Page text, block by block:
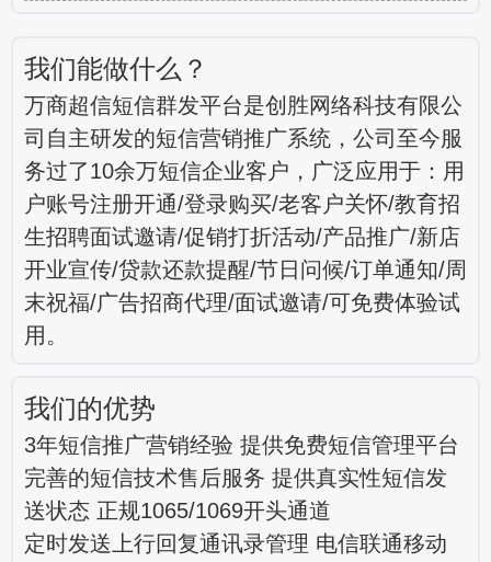
我们能做什么？
万商超信短信群发平台是创胜网络科技有限公
司自主研发的短信营销推广系统，公司至今服
务过了10余万短信企业客户，广泛应用于：用
户账号注册开通/登录购买/老客户关怀/教育招
生招聘面试邀请/促销打折活动/产品推广/新店
开业宣传/贷款还款提醒/节日问候/订单通知/周
末祝福/广告招商代理/面试邀请/可免费体验试
用。
我们的优势
3年短信推广营销经验 提供免费短信管理平台
完善的短信技术售后服务 提供真实性短信发
送状态 正规1065/1069开头通道
定时发送上行回复通讯录管理 电信联通移动